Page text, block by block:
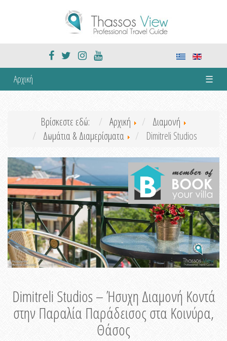
Αρχική ☰
Βρίσκεστε εδώ: Αρχική
Διαμονή
Δωμάτια & Διαμερίσματα
Dimitreli Studios
Dimitreli Studios – Ήσυχη Διαμονή Κοντά
στην Παραλία Παράδεισος στα Κοινύρα,
Θάσος